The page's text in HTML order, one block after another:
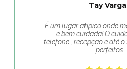
Tay
É um lugar atípico onde
e bem cuidada! O
telefone , recepção e até
perfeitos